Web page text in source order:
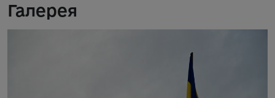
Галерея